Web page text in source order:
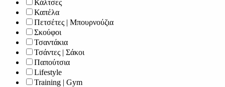
Κάλτσες
Καπέλα
Πετσέτες | Μπουρνούζια
Σκούφοι
Τσαντάκια
Τσάντες | Σάκοι
Παπούτσια
Lifestyle
Training | Gym